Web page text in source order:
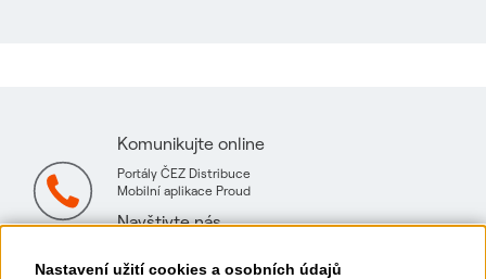
Nastavení užití cookies a osobních údajů
Komunikujte online
Portály ČEZ Distribuce
Mobilní aplikace Proud
Navštivte nás